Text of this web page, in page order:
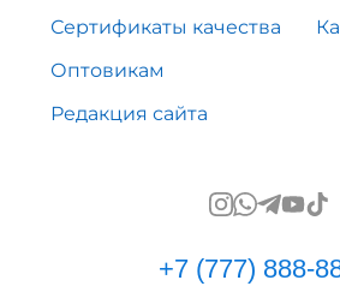
Сертификаты качества
Оптовикам
Редакция сайта
+7 (777) 888-